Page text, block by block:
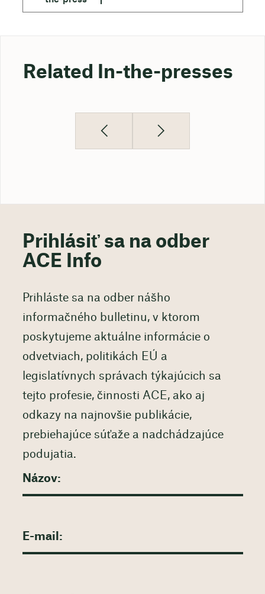
Related In-the-presses
Prihlásiť sa na odber
ACE Info
Prihláste sa na odber nášho
informačného bulletinu, v ktorom
poskytujeme aktuálne informácie o
odvetviach, politikách EÚ a
legislatívnych správach týkajúcich sa
tejto profesie, činnosti ACE, ako aj
odkazy na najnovšie publikácie,
prebiehajúce súťaže a nadchádzajúce
podujatia.